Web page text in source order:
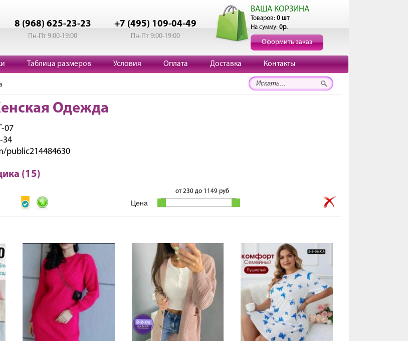
8 (968) 625-23-23
Пн-Пт 9:00-19:00
+7 (495) 109-04-49
Пн-Пт 9:00-19:00
ВАША КОРЗИНА
Товаров: 0 шт
На сумму: 0р.
Оформить заказ
Таблица размеров Условия Оплата Доставка Контакты
Одежда
07
34
public214484630
(15)
от230 до 1149руб